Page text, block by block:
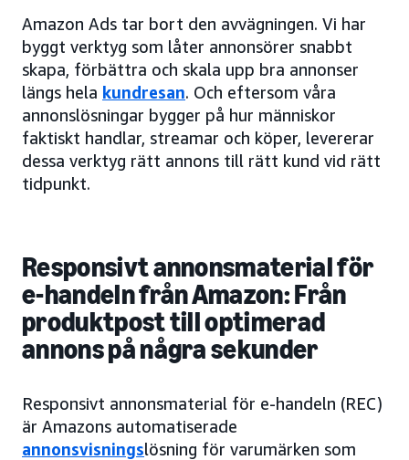
Amazon Ads tar bort den avvägningen. Vi har
byggt verktyg som låter annonsörer snabbt
skapa, förbättra och skala upp bra annonser
längs hela kundresan. Och eftersom våra
annonslösningar bygger på hur människor
faktiskt handlar, streamar och köper, levererar
dessa verktyg rätt annons till rätt kund vid rätt
tidpunkt.
Responsivt annonsmaterial för
e-handeln från Amazon: Från
produktpost till optimerad
annons på några sekunder
Responsivt annonsmaterial för e-handeln (REC)
är Amazons automatiserade
annonsvisningslösning för varumärken som